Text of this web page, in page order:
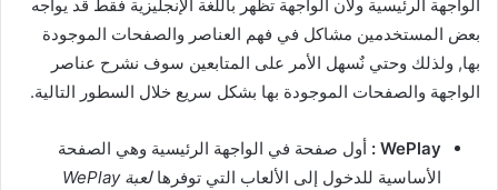
الواجهة الرئيسية ولأن الواجهة تظهر باللغة الإنجليزية فقط قد يواجه
بعض المستخدمين مشاكل في فهم العناصر والصفحات الموجودة
بها, ولذلك وحتي نٌسهل الأمر على المتابعين سوف نشرح عناصر
الواجهة والصفحات الموجودة بها بشكل سريع خلال السطور التالية.
WePlay :
أول صفحة في الواجهة الرئيسية وهي الصفحة
الأساسية للدخول إلى الألعاب التي توفرها
لعبة WePlay